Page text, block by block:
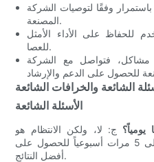
وفقًا لتوصيات الشركة
المصنعة.
للحفاظ على الأداء الأمثل
للعصا.
فتواصل مع الشركة
الشائعة والخرافات الشائعة
الأسئلة الشائعة
ج: لا، ولكن الانتظام هو
الأساس. حاول استخدامها من 3 إلى 5 مرات أسبوعياً للحصول على
أفضل النتائج.